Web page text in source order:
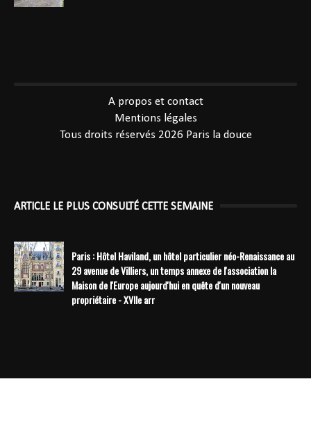
A propos et contact
Mentions légales
Tous droits réservés 2026 Paris la douce
ARTICLE LE PLUS CONSULTÉ CETTE SEMAINE
Paris : Hôtel Haviland, un hôtel particulier néo-Renaissance au
29 avenue de Villiers, un temps annexe de l'association la
Maison de l'Europe aujourd'hui en quête d'un nouveau
propriétaire - XVIIe arr